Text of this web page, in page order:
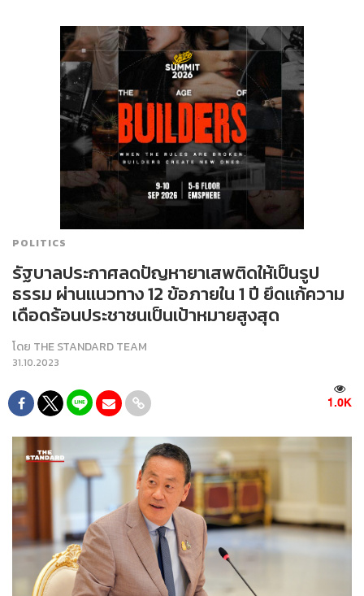
POLITICS
รัฐบาลประกาศลดปัญหายาเสพติดให้เป็นรูป
ธรรม ผ่านแนวทาง 12 ข้อภายใน 1 ปี ยึดแก้ความ
เดือดร้อนประชาชนเป็นเป้าหมายสูงสุด
โดย THE STANDARD TEAM
31.10.2023
1.0K